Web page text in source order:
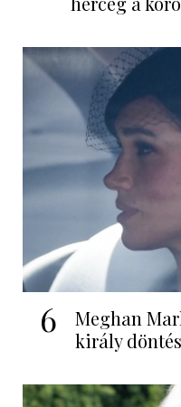
6
Meghan
király